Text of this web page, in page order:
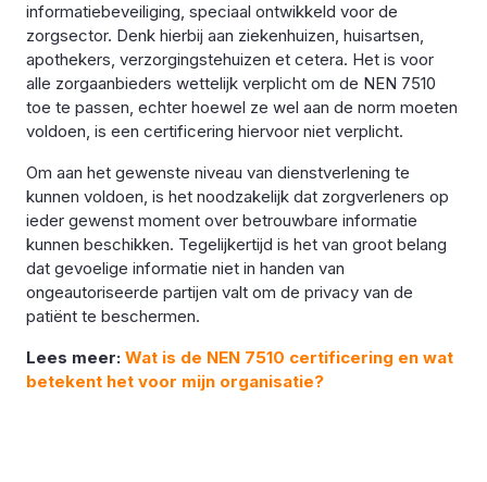
informatiebeveiliging, speciaal ontwikkeld voor de
zorgsector. Denk hierbij aan ziekenhuizen, huisartsen,
apothekers, verzorgingstehuizen et cetera. Het is voor
alle zorgaanbieders wettelijk verplicht om de NEN 7510
toe te passen, echter hoewel ze wel aan de norm moeten
voldoen, is een certificering hiervoor niet verplicht.
Om aan het gewenste niveau van dienstverlening te
kunnen voldoen, is het noodzakelijk dat zorgverleners op
ieder gewenst moment over betrouwbare informatie
kunnen beschikken. Tegelijkertijd is het van groot belang
dat gevoelige informatie niet in handen van
ongeautoriseerde partijen valt om de privacy van de
patiënt te beschermen.
Lees meer: Wat is de NEN 7510 certificering en wat
betekent het voor mijn organisatie?